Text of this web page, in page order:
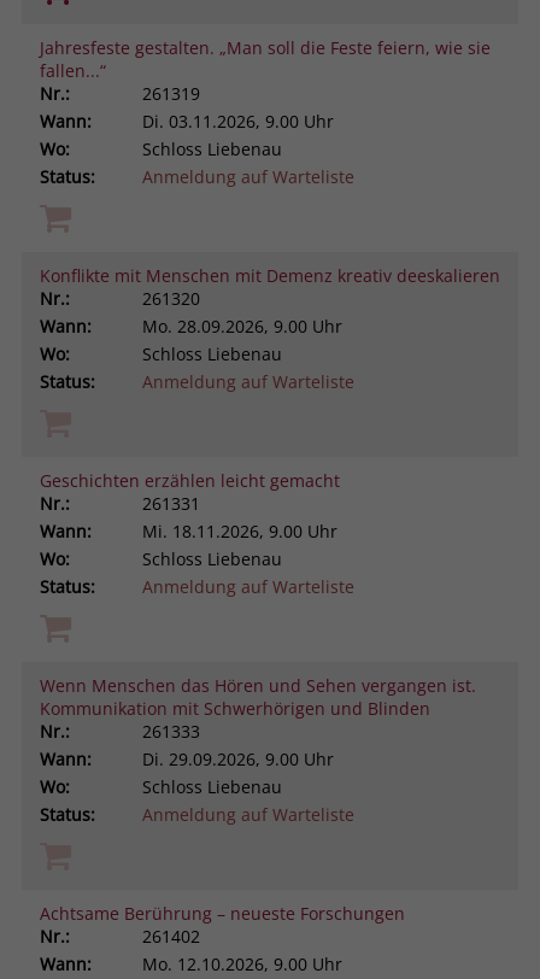
Jahresfeste gestalten. „Man soll die Feste feiern, wie sie
fallen...“
Nr.:
261319
Wann:
Di. 03.11.2026, 9.00 Uhr
Wo:
Schloss Liebenau
Status:
Anmeldung auf Warteliste
Konflikte mit Menschen mit Demenz kreativ deeskalieren
Nr.:
261320
Wann:
Mo. 28.09.2026, 9.00 Uhr
Wo:
Schloss Liebenau
Status:
Anmeldung auf Warteliste
Geschichten erzählen leicht gemacht
Nr.:
261331
Wann:
Mi. 18.11.2026, 9.00 Uhr
Wo:
Schloss Liebenau
Status:
Anmeldung auf Warteliste
Wenn Menschen das Hören und Sehen vergangen ist.
Kommunikation mit Schwerhörigen und Blinden
Nr.:
261333
Wann:
Di. 29.09.2026, 9.00 Uhr
Wo:
Schloss Liebenau
Status:
Anmeldung auf Warteliste
Achtsame Berührung – neueste Forschungen
Nr.:
261402
Wann:
Mo. 12.10.2026, 9.00 Uhr